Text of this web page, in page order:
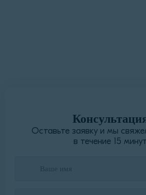
Оставьте заявку и мы
в течение 15